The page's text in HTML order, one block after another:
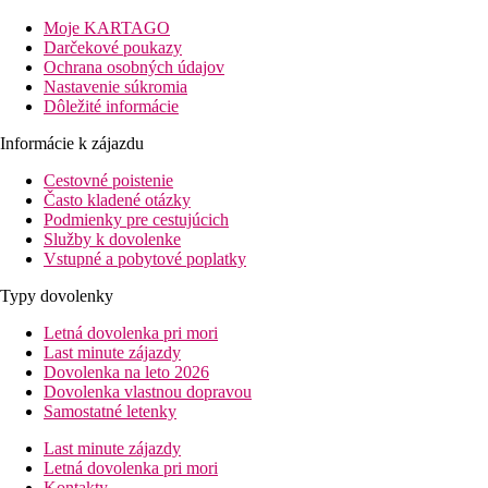
Izby
Dvojlôžková izba: kúpeľňa/WC (sprcha, sušič vlasov),
Zábava
Animačné programy pre deti aj dospelých.
Stravovanie
All inclusive program.
Pláž
Nádherná piesočná pláž Fenals cca 100 m od hotela. Lehátka a
Športová ponuka
Splash park pre deti.
Deti
Splash park, animačné programy, miniklub.
Karty
Visa, Mastercard, American Express.
Web
https://www.htophotels.com/en/hotels-destinations/hotels/
Moje KARTAGO
Darčekové poukazy
Ochrana osobných údajov
Nastavenie súkromia
Dôležité informácie
Informácie k zájazdu
Cestovné poistenie
Často kladené otázky
Podmienky pre cestujúcich
Služby k dovolenke
Vstupné a pobytové poplatky
Typy dovolenky
Letná dovolenka pri mori
Last minute zájazdy
Dovolenka na leto 2026
Dovolenka vlastnou dopravou
Samostatné letenky
Last minute zájazdy
Letná dovolenka pri mori